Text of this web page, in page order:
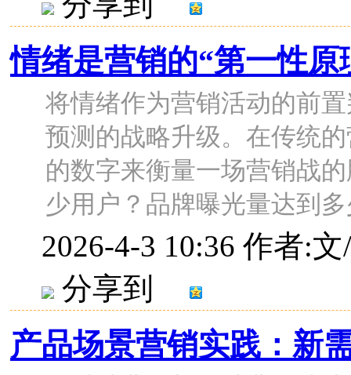
情绪是营销的“第一性原
将情绪作为营销活动的前
预测的战略升级。在传统
的数字来衡量一场营销战
少用户？品牌曝光量达到
2026-4-3 10:36 作者:
分享到
产品场景营销实践：新